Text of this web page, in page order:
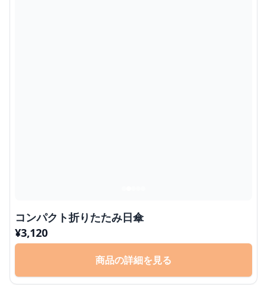
コンパクト折りたたみ日傘
¥3,120
商品の詳細を見る